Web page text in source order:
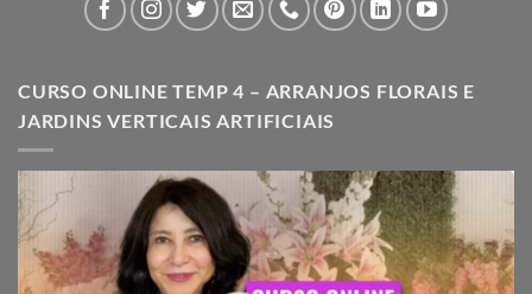
CURSO ONLINE TEMP 4 – ARRANJOS FLORAIS E
JARDINS VERTICAIS ARTIFICIAIS